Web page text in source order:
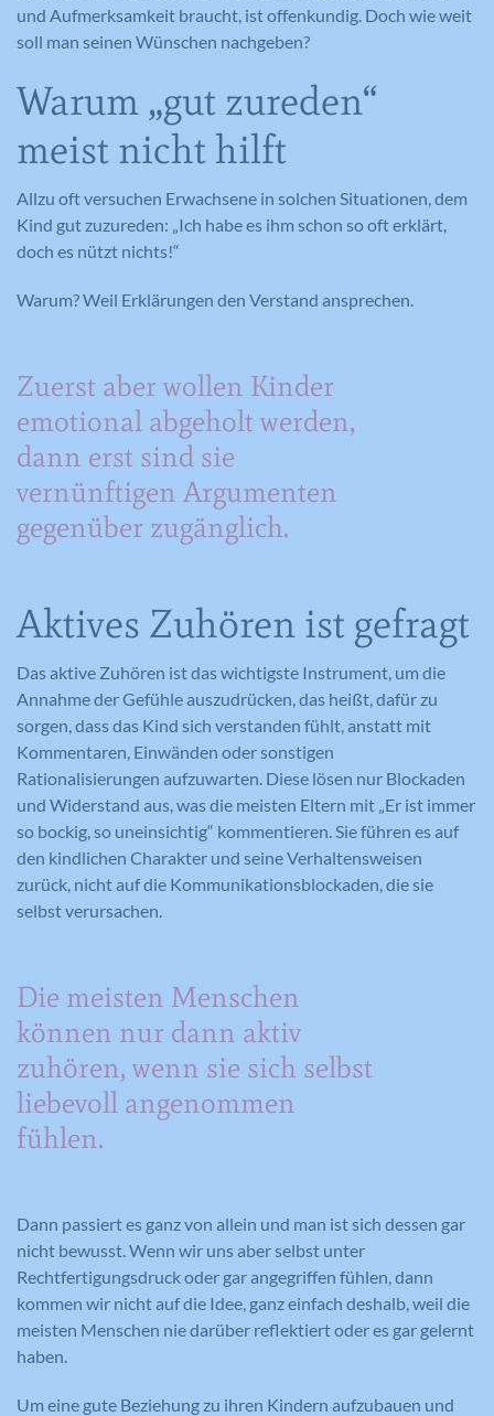
und Aufmerksamkeit braucht, ist offenkundig. Doch wie weit
soll man seinen Wünschen nachgeben?
Warum „gut zureden“
meist nicht hilft
Allzu oft versuchen Erwachsene in solchen Situationen, dem
Kind gut zuzureden: „Ich habe es ihm schon so oft erklärt,
doch es nützt nichts!“
Warum? Weil Erklärungen den Verstand ansprechen.
Zuerst aber wollen Kinder
emotional abgeholt werden,
dann erst sind sie
vernünftigen Argumenten
gegenüber zugänglich.
Aktives Zuhören ist gefragt
Das aktive Zuhören ist das wichtigste Instrument, um die
Annahme der Gefühle auszudrücken, das heißt, dafür zu
sorgen, dass das Kind sich verstanden fühlt, anstatt mit
Kommentaren, Einwänden oder sonstigen
Rationalisierungen aufzuwarten. Diese lösen nur Blockaden
und Widerstand aus, was die meisten Eltern mit „Er ist immer
so bockig, so uneinsichtig“ kommentieren. Sie führen es auf
den kindlichen Charakter und seine Verhaltensweisen
zurück, nicht auf die Kommunikationsblockaden, die sie
selbst verursachen.
Die meisten Menschen
können nur dann aktiv
zuhören, wenn sie sich selbst
liebevoll angenommen
fühlen.
Dann passiert es ganz von allein und man ist sich dessen gar
nicht bewusst. Wenn wir uns aber selbst unter
Rechtfertigungsdruck oder gar angegriffen fühlen, dann
kommen wir nicht auf die Idee, ganz einfach deshalb, weil die
meisten Menschen nie darüber reflektiert oder es gar gelernt
haben.
Um eine gute Beziehung zu ihren Kindern aufzubauen und